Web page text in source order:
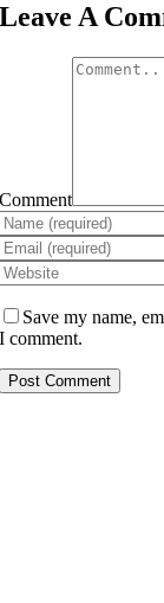
Leave A
Comment
Save my name,
I comment.